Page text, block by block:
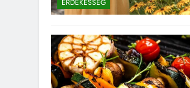
ÉRDEKESSÉG